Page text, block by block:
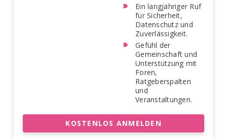
Ein langjähriger Ruf
für Sicherheit,
Datenschutz und
Zuverlässigkeit.
Gefühl der
Gemeinschaft und
Unterstützung mit
Foren,
Ratgeberspalten
und
Veranstaltungen.
KOSTENLOS ANMELDEN